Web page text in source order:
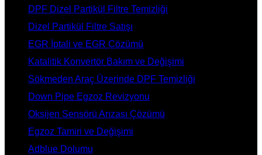
DPF Dizel Partikül Filtre Temizliği
Dizel Partikül Filtre Satışı
EGR İptali ve EGR Çözümü
Katalitik Konvertör Bakım ve Değişimi
Sökmeden Araç Üzerinde DPF Temizliği
Down Pipe Egzoz Revizyonu
Oksijen Sensörü Arızası Çözümü
Egzoz Tamiri ve Değişimi
Adblue Dolumu